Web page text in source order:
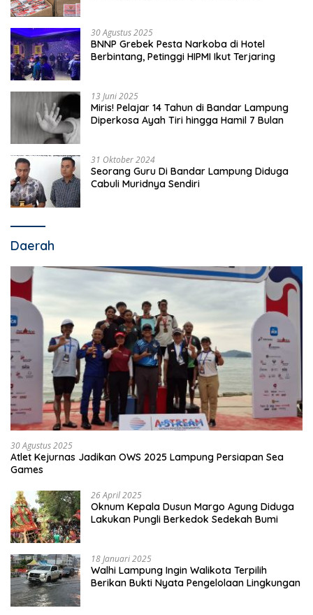
30 Agustus 2025
BNNP Grebek Pesta Narkoba di Hotel
Berbintang, Petinggi HIPMI Ikut Terjaring
13 Juni 2025
Miris! Pelajar 14 Tahun di Bandar Lampung
Diperkosa Ayah Tiri hingga Hamil 7 Bulan
31 Oktober 2024
Seorang Guru Di Bandar Lampung Diduga
Cabuli Muridnya Sendiri
Daerah
30 Agustus 2025
Atlet Kejurnas Jadikan OWS 2025 Lampung Persiapan Sea
Games
26 April 2025
Oknum Kepala Dusun Margo Agung Diduga
Lakukan Pungli Berkedok Sedekah Bumi
18 Januari 2025
Walhi Lampung Ingin Walikota Terpilih
Berikan Bukti Nyata Pengelolaan Lingkungan